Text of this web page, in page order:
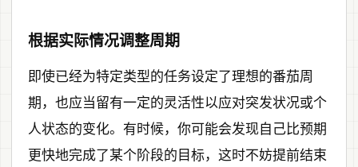
根据实际情况调整周期
即使已经为特定类型的任务设定了理想的番茄周
期，也应当留有一定的灵活性以应对突发状况或个
人状态的变化。有时候，你可能会发现自己比预期
更快地完成了某个阶段的目标，这时不妨提前结束